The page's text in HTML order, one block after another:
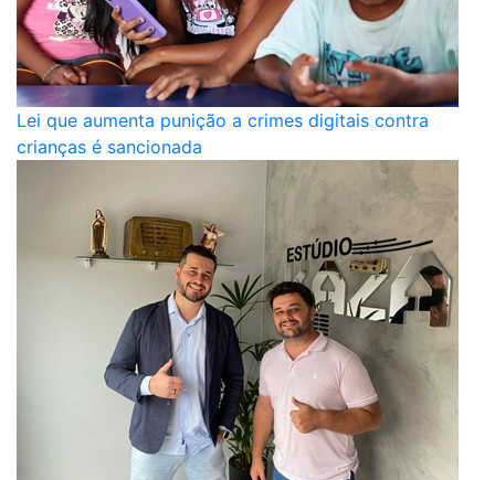
Lei que aumenta punição a crimes digitais contra
crianças é sancionada